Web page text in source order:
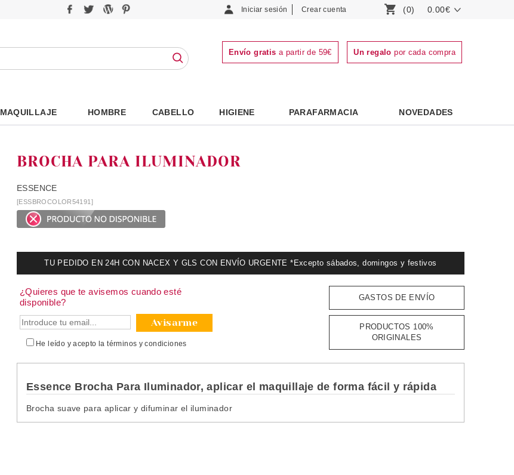
Iniciar sesión Crear cuenta (0) 0.00€
Envío gratis a partir de 59€ Un regalo por cada compra
MAQUILLAJE HOMBRE CABELLO HIGIENE PARAFARMACIA NOVEDADES
BROCHA PARA ILUMINADOR
ESSENCE
[ESSBROCOLOR54191]
TU PEDIDO EN 24H CON NACEX Y GLS CON ENVÍO URGENTE *Excepto sábados, domingos y festivos
¿Quieres que te avisemos cuando esté
disponible?
Avisarme
He leído y acepto latérminos y condiciones
GASTOS DE ENVÍO
PRODUCTOS 100%
ORIGINALES
Essence Brocha Para Iluminador, aplicar el maquillaje de forma fácil y rápida
Brocha suave para aplicar y difuminar el iluminador